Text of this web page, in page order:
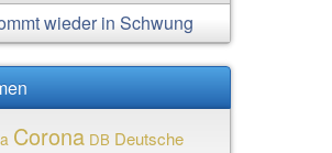
wieder in Schwung
Corona DB Deutsche